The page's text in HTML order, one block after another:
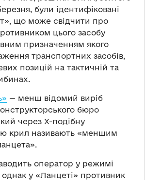
були ідентифіковані
що може свідчити про
цього засобу
призначенням якого
транспортних засобів,
позицій на тактичній та
— менш відомий виріб
бюро
через Х-подібну
крил називають «меншим
оператор у режимі
однак у «Ланцеті» противник